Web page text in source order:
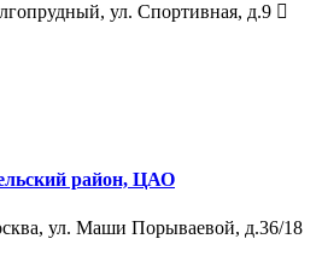
ул. Спортивная, д.9
район, ЦАО
ул. Маши Порываевой, д.36/18